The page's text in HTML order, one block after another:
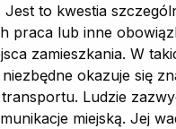
to kwestia
praca lub inne
zamieszkania. W
okazuje się
Ludzie
miejską. Jej